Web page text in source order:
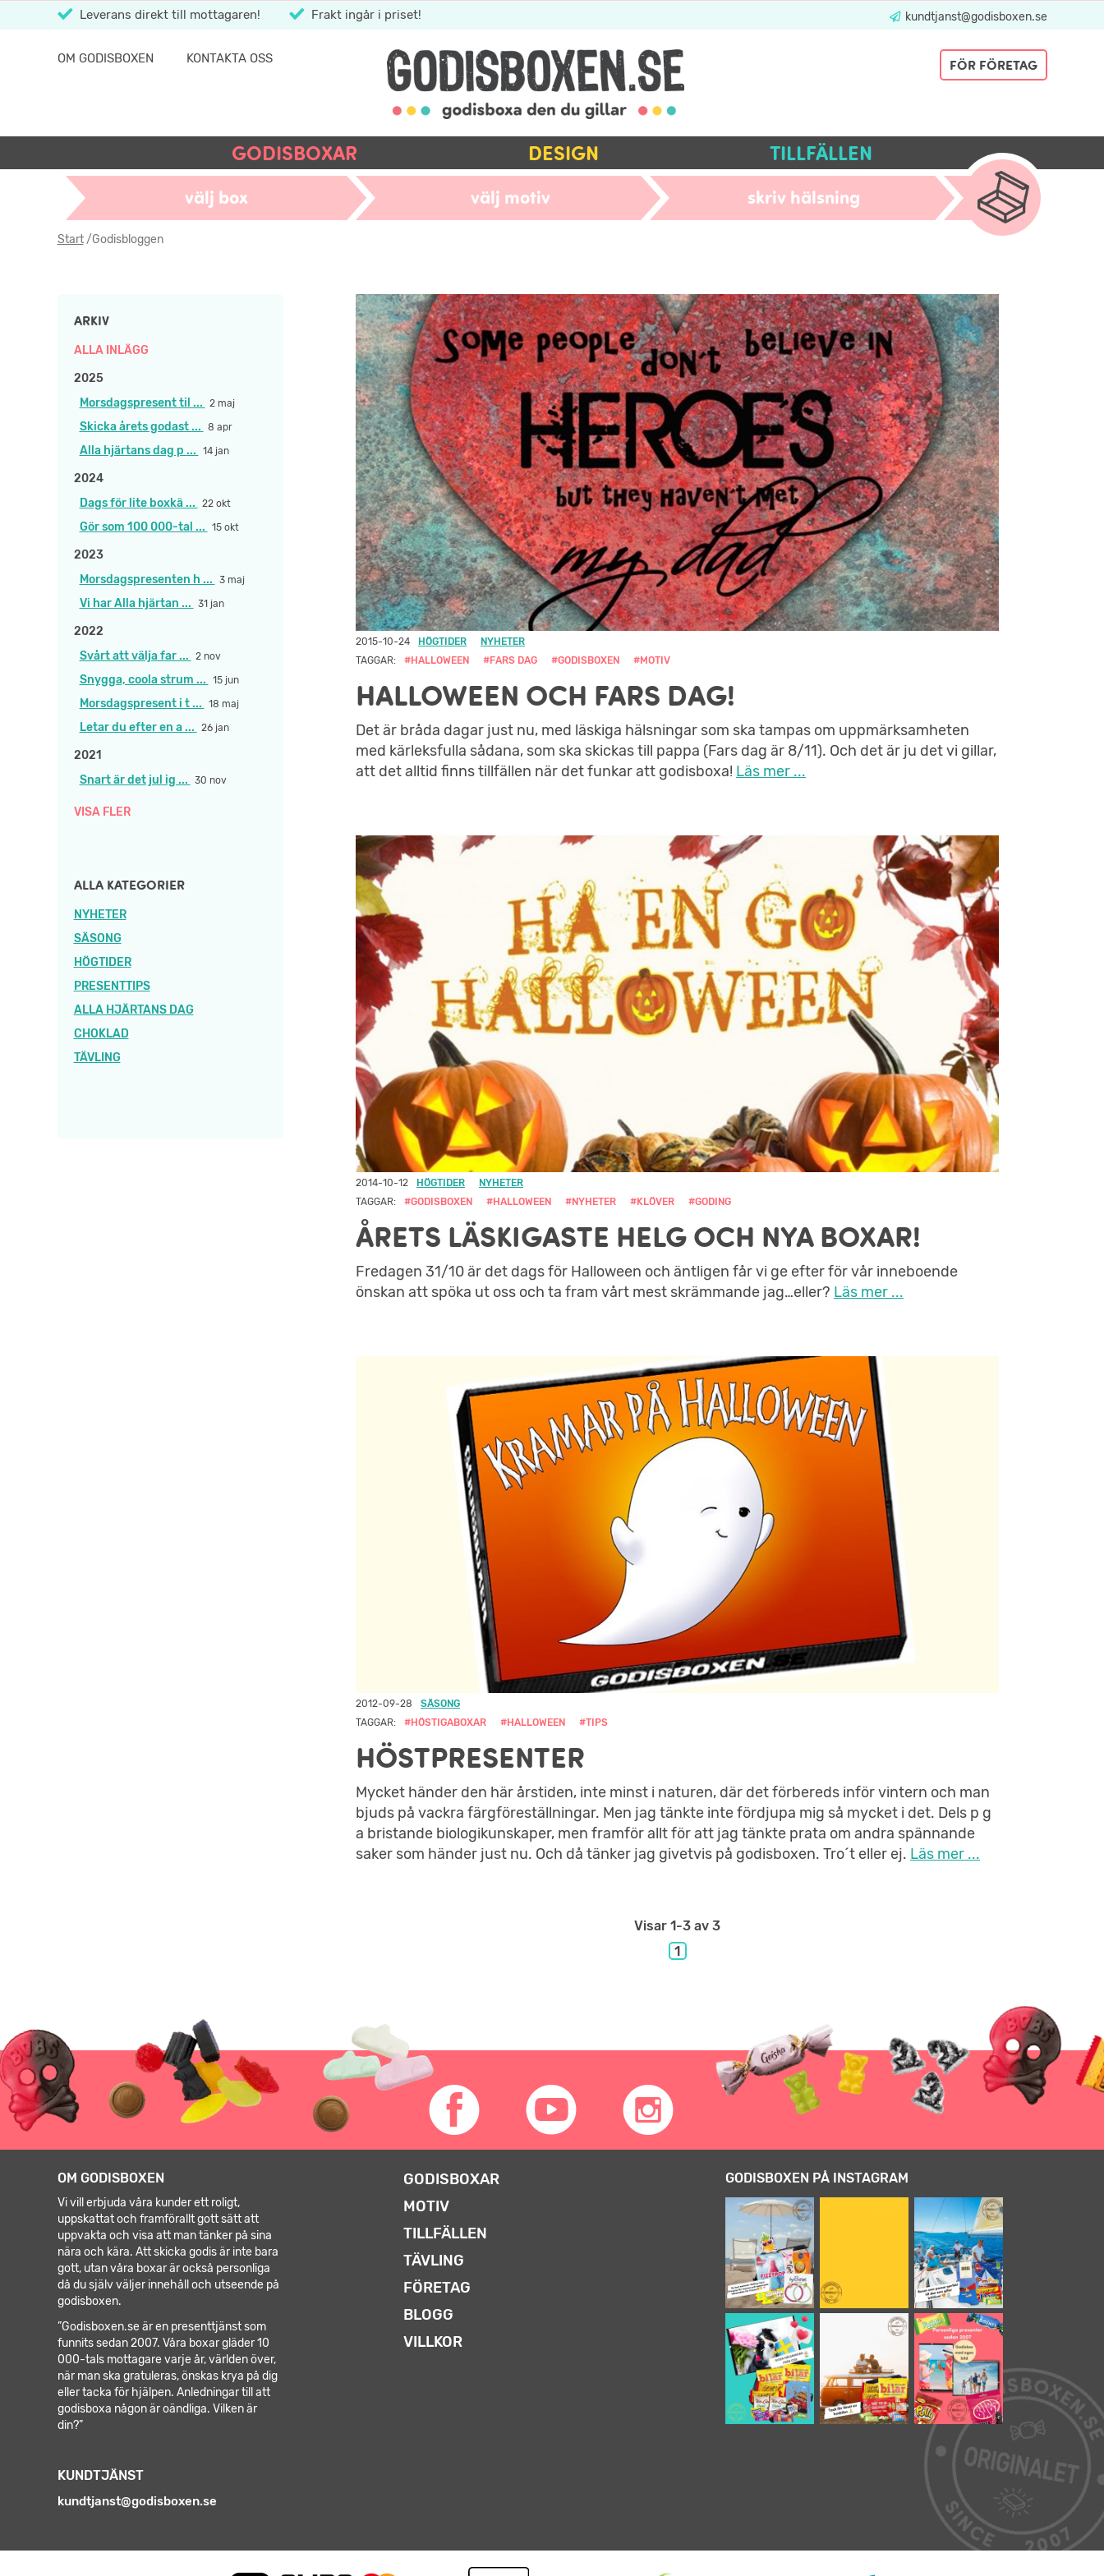
Leverans direkt till mottagaren! Frakt ingår i priset! kundtjanst@godisboxen.se
OM GODISBOXEN KONTAKTA OSS FÖR FÖRETAG
GODISBOXAR DESIGN TILLFÄLLEN
välj box välj motiv skriv hälsning
Start/Godisbloggen
ARKIV
ALLA INLÄGG
2025
Morsdagspresent til ...
2 maj
Skicka årets godast ... 8 apr
Alla hjärtans dag p ... 14 jan
2024
Dags för lite boxkä ...
22 okt
Gör som 100 000-tal ... 15 okt
2023
Morsdagspresenten h ...
3 maj
Vi har Alla hjärtan ... 31 jan
2022
Svårt att välja far ...
2 nov
Snygga, coola strum ... 15 jun
Morsdagspresent i t ... 18 maj
Letar du efter en a ... 26 jan
2021
Snart är det jul ig ...
30 nov
VISA FLER
ALLA KATEGORIER
NYHETER
SÄSONG
HÖGTIDER
PRESENTTIPS
ALLA HJÄRTANS DAG
CHOKLAD
TÄVLING
2015-10-24 HÖGTIDER
NYHETER
TAGGAR:
#HALLOWEEN #FARS DAG #GODISBOXEN #MOTIV
HALLOWEEN OCH FARS DAG!
Det är bråda dagar just nu, med läskiga hälsningar som ska tampas om uppmärksamheten
med kärleksfulla sådana, som ska skickas till pappa (Fars dag är 8/11). Och det är ju det vi gillar,
att det alltid finns tillfällen när det funkar att godisboxa! Läs mer ...
2014-10-12 HÖGTIDER
NYHETER
TAGGAR:
#GODISBOXEN #HALLOWEEN #NYHETER #KLÖVER #GODING
ÅRETS LÄSKIGASTE HELG OCH NYA BOXAR!
Fredagen 31/10 är det dags för Halloween och äntligen får vi ge efter för vår inneboende
önskan att spöka ut oss och ta fram vårt mest skrämmande jag…eller? Läs mer ...
2012-09-28
SÄSONG
TAGGAR:
#HÖSTIGABOXAR #HALLOWEEN #TIPS
HÖSTPRESENTER
Mycket händer den här årstiden, inte minst i naturen, där det förbereds inför vintern och man
bjuds på vackra färgföreställningar. Men jag tänkte inte fördjupa mig så mycket i det. Dels p g
a bristande biologikunskaper, men framför allt för att jag tänkte prata om andra spännande
saker som händer just nu. Och då tänker jag givetvis på godisboxen. Tro´t eller ej. Läs mer ...
Visar 1-3 av 3
1
GODISBOXEN PÅ INSTAGRAM
GODISBOXAR
MOTIV
TILLFÄLLEN
TÄVLING
FÖRETAG
BLOGG
VILLKOR
KUNDTJÄNST
kundtjanst@godisboxen.se
OM GODISBOXEN
Vi vill erbjuda våra kunder ett roligt,
uppskattat och framförallt gott sätt att
uppvakta och visa att man tänker på sina
nära och kära. Att skicka godis är inte bara
gott, utan våra boxar är också personliga
då du själv väljer innehåll och utseende på
godisboxen.
”Godisboxen.se är en presenttjänst som
funnits sedan 2007. Våra boxar gläder 10
000-tals mottagare varje år, världen över,
när man ska gratuleras, önskas krya på dig
eller tacka för hjälpen. Anledningar till att
godisboxa någon är oändliga. Vilken är
din?”